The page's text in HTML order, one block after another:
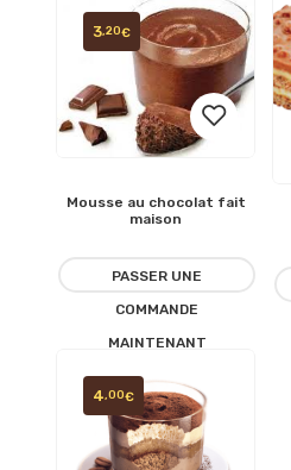
d’envies
Ajouter
liste
d’envies
Mousse au chocolat fait
maison
3 ,20€
PASSER UNE
COMMANDE
MAINTENANT
4 ,00€